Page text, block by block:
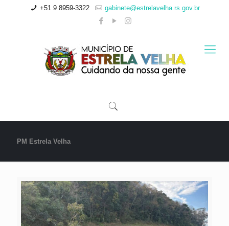
+51 9 8959-3322 gabinete@estrelavelha.rs.gov.br
PM Estrela Velha